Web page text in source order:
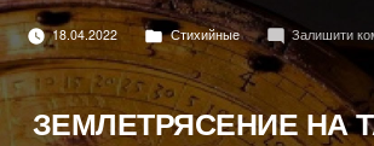
18.04.2022
Опубліковано
Стихийные Залишити
ЗЕМЛЕТРЯСЕНИЕ НА